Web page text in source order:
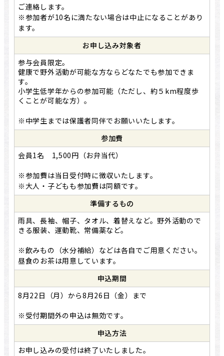
ご連絡します。
※参加者が10名に満たない場合は中止になることがあり
ます。
お申し込み対象者
参与会員限定。
健康で野外活動が可能な方ならどなたでも参加できま
す。
小学生低学年からの参加可能（ただし、約５km程度歩
くことが可能な方）。
※中学生までは保護者同伴でお願いいたします。
参加費
会員1名 1,500円（お弁当代）
※参加費は当日受付時に徴収いたします。
※大人・子どもも参加費は同額です。
準備するもの
雨具、長袖、帽子、タオル、着替えなど。野外活動ので
きる服装、運動靴、常備薬など。
※飲みもの（水分補給）などは各自でご用意ください。
昼食のお茶は用意しています。
申込期間
8月22日（月）から8月26日（金）まで
※受付期間外の申込は無効です。
申込方法
お申し込みの受付は終了いたしました。